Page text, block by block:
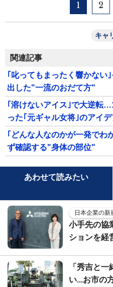
1 2
キャ
関連記事
｢叱ってもまったく響かない
出した"一流のおだて方"
｢溶けないアイス｣で大逆転
った｢元ギャル女将｣のアイ
｢どんな人なのかが一発でわ
ず確認する"身体の部位"
あわせて読みたい
日本企業の新
小手先の協
ションを経
「秀吉と
い...お市の